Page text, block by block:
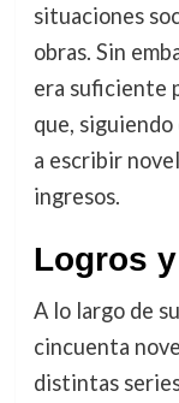
situaciones
obras. Sin
era suficiente
que,
a escribir
ingresos.
Logros
A lo largo de
cincuenta
distintas